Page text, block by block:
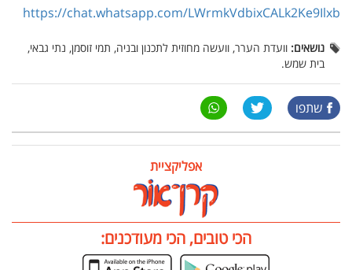
https://chat.whatsapp.com/LWrmkVdbixCALk2Ke9Ilxb
נושאים: וועדת הערר, וועשה מחוזית לתכנון ובניה, תמי זוסמן, נתי גבאי,
בית שמש.
שתפו
אפליקציית
הכי טובים, הכי מעודכנים: